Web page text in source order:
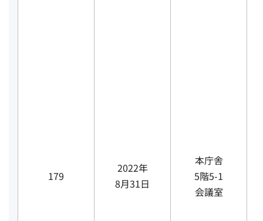
179
2022年
8月31日
本庁舎
5階5-1
会議室